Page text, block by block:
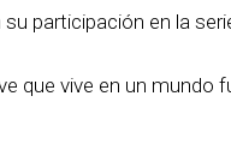
participación en la
que vive en un mundo